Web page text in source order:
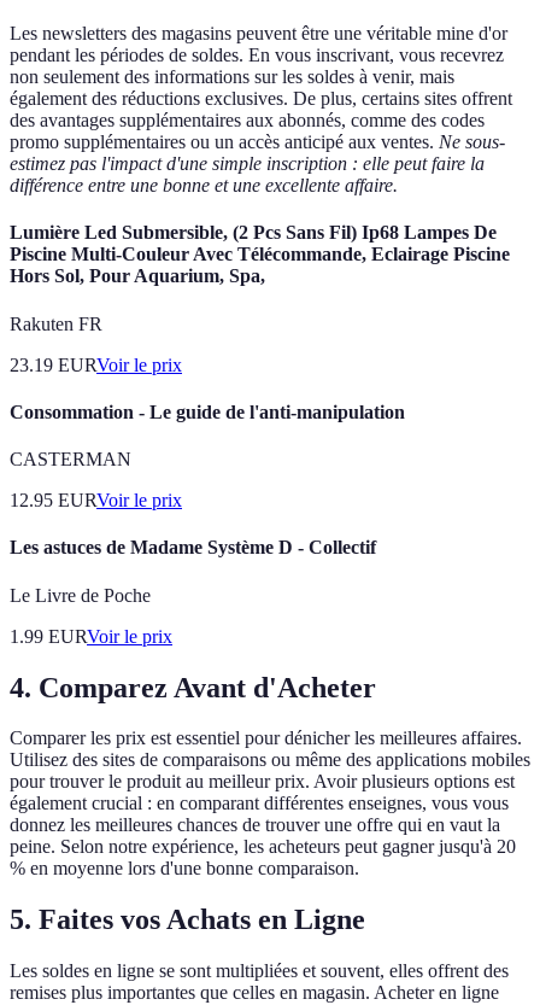
Les newsletters des magasins peuvent être une véritable mine d'or
pendant les périodes de soldes. En vous inscrivant, vous recevrez
non seulement des informations sur les soldes à venir, mais
également des réductions exclusives. De plus, certains sites offrent
des avantages supplémentaires aux abonnés, comme des codes
promo supplémentaires ou un accès anticipé aux ventes. Ne sous-
estimez pas l'impact d'une simple inscription : elle peut faire la
différence entre une bonne et une excellente affaire.
Lumière Led Submersible, (2 Pcs Sans Fil) Ip68 Lampes De
Piscine Multi-Couleur Avec Télécommande, Eclairage Piscine
Hors Sol, Pour Aquarium, Spa,
Rakuten FR
23.19 EURVoir le prix
Consommation - Le guide de l'anti-manipulation
CASTERMAN
12.95 EURVoir le prix
Les astuces de Madame Système D - Collectif
Le Livre de Poche
1.99 EURVoir le prix
4. Comparez Avant d'Acheter
Comparer les prix est essentiel pour dénicher les meilleures affaires.
Utilisez des sites de comparaisons ou même des applications mobiles
pour trouver le produit au meilleur prix. Avoir plusieurs options est
également crucial : en comparant différentes enseignes, vous vous
donnez les meilleures chances de trouver une offre qui en vaut la
peine. Selon notre expérience, les acheteurs peut gagner jusqu'à 20
% en moyenne lors d'une bonne comparaison.
5. Faites vos Achats en Ligne
Les soldes en ligne se sont multipliées et souvent, elles offrent des
remises plus importantes que celles en magasin. Acheter en ligne